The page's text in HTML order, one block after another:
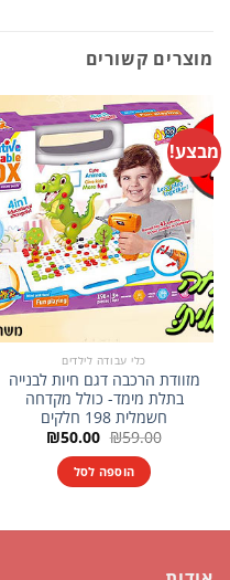
מוצרים קשורים
מבצע!
כלי עבודה לילדים
מזוודת הרכבה דגם חיות לבנייה
בתלת מימד- כולל מקדחה
חשמלית 198 חלקים
₪59.00 המחיר
היה:
₪59.00.
₪50.00 המחיר
הוספה לסל